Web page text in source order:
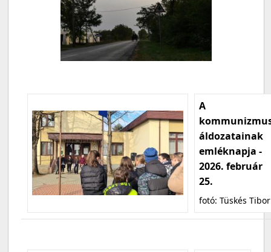
A
áldozatainak
emléknapja -
2026. február
25.
fotó: Tüskés Tibor